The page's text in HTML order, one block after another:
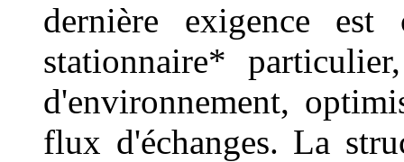
dernière exigence
stationnaire*
d'environnement,
flux d'échanges. La